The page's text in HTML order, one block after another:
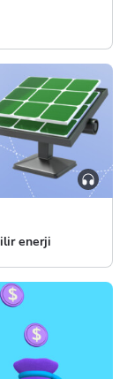
enerji